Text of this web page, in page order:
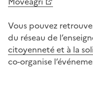
Vous pouvez
du réseau de
citoyenneté et à la
co-organise